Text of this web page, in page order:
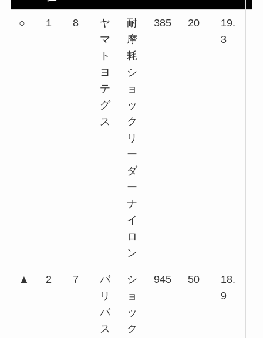
○ 1 8
ヤ
マ
ト
ヨ
テ
グ
ス
耐
摩
耗
シ
ョ
ッ
ク
リ
ー
ダ
ー
ナ
イ
ロ
ン
385 20
19.
3
▲ 2 7
バ
リ
バ
ス
シ
ョ
ッ
ク
945 50
18.
9